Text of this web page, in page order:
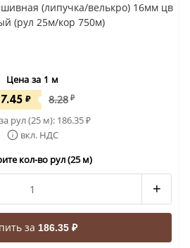
(липучка/велькро) 16мм цв
(рул 25м/кор 750м)
Цена за 1 м
7.45 ₽ 8.28 ₽
рул (25 м): 186.35₽
вкл. НДС
кол-во рул (25 м)
+
за 186.35 ₽